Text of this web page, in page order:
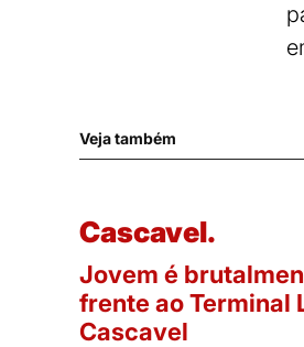
Veja também
Cascavel.
Jovem é
frente ao Terminal
Cascavel